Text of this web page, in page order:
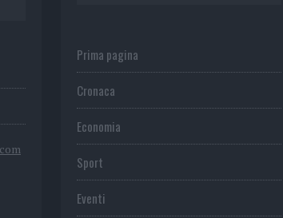
Prima pagina
Cronaca
Economia
Sport
Eventi